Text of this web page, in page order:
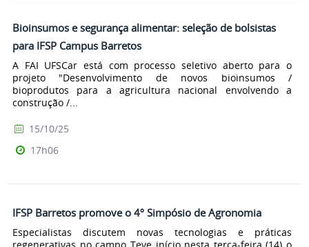
Bioinsumos e segurança alimentar: seleção de bolsistas
para IFSP Campus Barretos
A FAI UFSCar está com processo seletivo aberto para o
projeto "Desenvolvimento de novos bioinsumos /
bioprodutos para a agricultura nacional envolvendo a
construção /...
15/10/25
17h06
IFSP Barretos promove o 4º Simpósio de Agronomia
Especialistas discutem novas tecnologias e práticas
regenerativas no campo Teve início nesta terça-feira (14) o